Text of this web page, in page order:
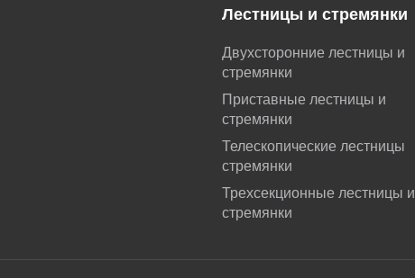
Лестницы и стремянки
Двухсторонние лестницы и
стремянки
Приставные лестницы и
стремянки
Телескопические лестницы
стремянки
Трехсекционные лестницы и
стремянки